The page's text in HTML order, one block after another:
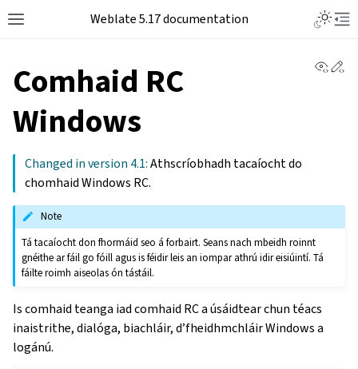
Weblate 5.17 documentation
Comhaid RC
Windows
Changed in version 4.1:Athscríobhadh tacaíocht do
chomhaid Windows RC.
Note
Tá tacaíocht don fhormáid seo á forbairt. Seans nach mbeidh roinnt
gnéithe ar fáil go fóill agus is féidir leis an iompar athrú idir eisiúintí. Tá
fáilte roimh aiseolas ón tástáil.
Is comhaid teanga iad comhaid RC a úsáidtear chun téacs
inaistrithe, dialóga, biachláir, d’fheidhmchláir Windows a
logánú.